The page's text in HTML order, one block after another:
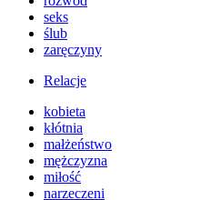
seks
ślub
zaręczyny
Relacje
kobieta
kłótnia
małżeństwo
mężczyzna
miłość
narzeczeni